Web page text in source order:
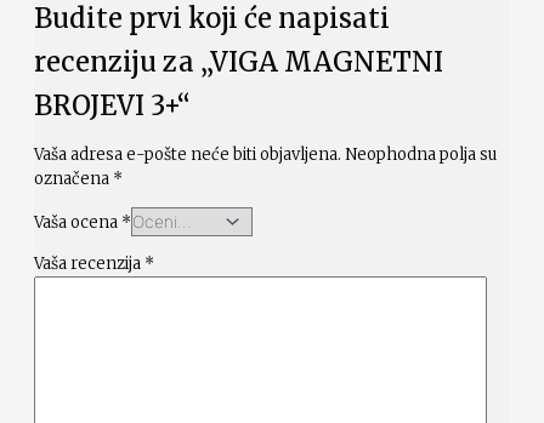
Budite prvi koji će napisati
recenziju za „VIGA MAGNETNI
BROJEVI 3+“
Vaša adresa e-pošte neće biti objavljena. Neophodna polja su
označena *
Vaša ocena *
Vaša recenzija *